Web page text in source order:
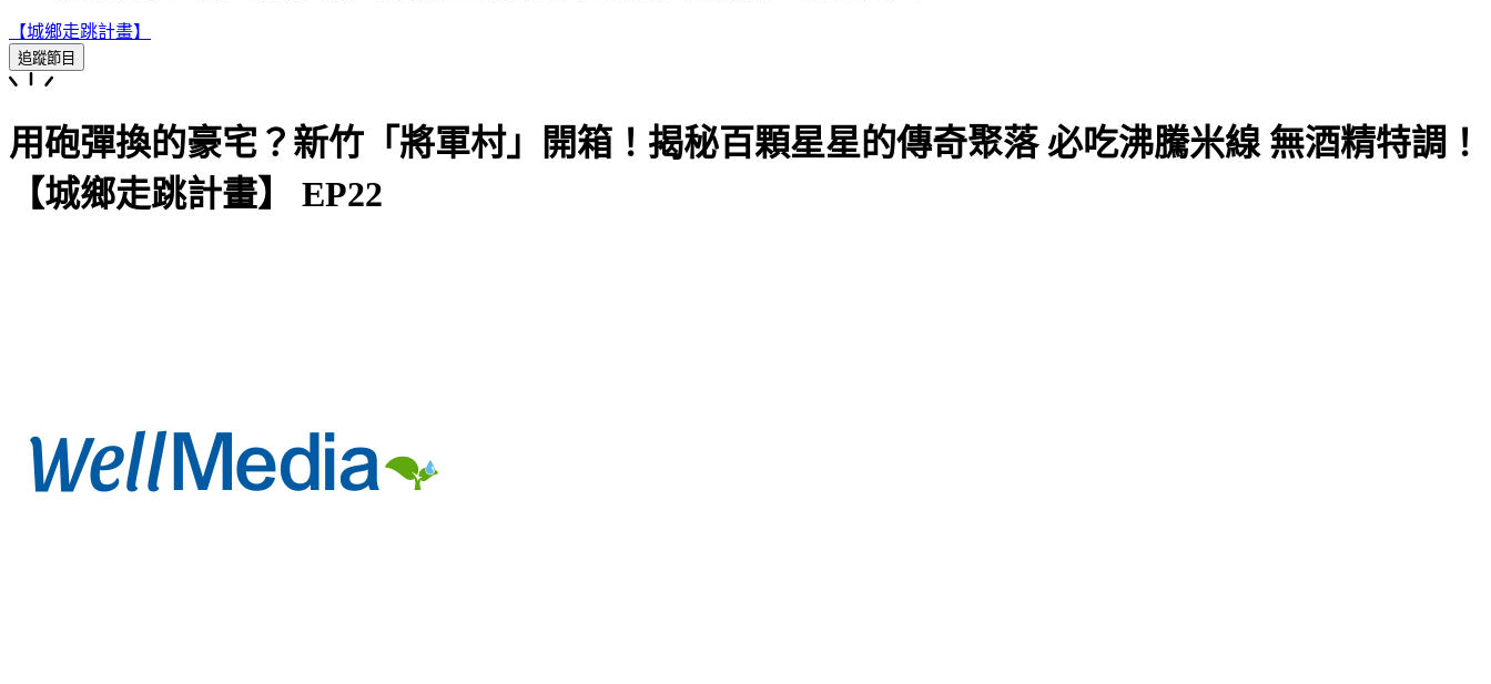
【城鄉走跳計畫】
追蹤節目
用砲彈換的豪宅？新竹「將軍村」開箱！揭秘百顆星星的傳奇聚落 必吃沸騰米線 無酒精特調！
【城鄉走跳計畫】 EP22